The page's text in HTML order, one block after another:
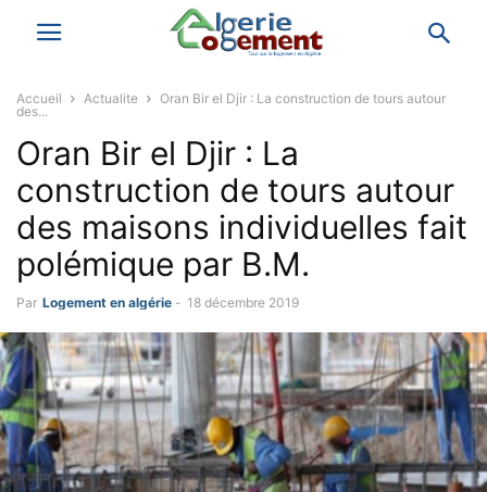
Accueil Actualite
Oran Bir el Djir : La construction de tours autour
des...
Oran Bir el Djir : La
construction de tours autour
des maisons individuelles fait
polémique par B.M.
Par Logement en algérie - 18 décembre 2019